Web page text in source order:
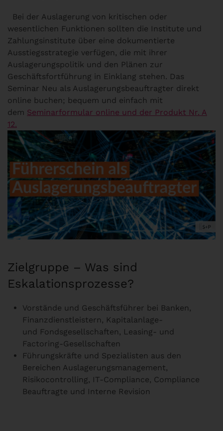
Bei der Auslagerung von kritischen oder
wesentlichen Funktionen sollten die Institute und
Zahlungsinstitute über eine dokumentierte
Ausstiegsstrategie verfügen, die mit ihrer
Auslagerungspolitik und den Plänen zur
Geschäftsfortführung in Einklang stehen. Das
Seminar Neu als Auslagerungsbeauftragter direkt
online buchen; bequem und einfach mit
dem Seminarformular online und der Produkt Nr. A
12.
Zielgruppe – Was sind
Eskalationsprozesse?
Vorstände und Geschäftsführer bei Banken,
Finanzdienstleistern, Kapitalanlage-
und Fondsgesellschaften, Leasing- und
Factoring-Gesellschaften
Führungskräfte und Spezialisten aus den
Bereichen Auslagerungsmanagement,
Risikocontrolling, IT-Compliance, Compliance
Beauftragte und Interne Revision